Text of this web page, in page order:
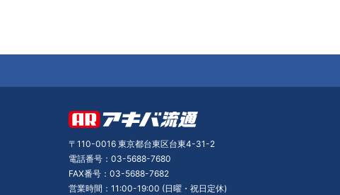
〒110-0016 東京都台東区台東4-31-2
電話番号：03-5688-7680
FAX番号：03-5688-7682
営業時間：11:00-19:00 (日曜・祝日定休)